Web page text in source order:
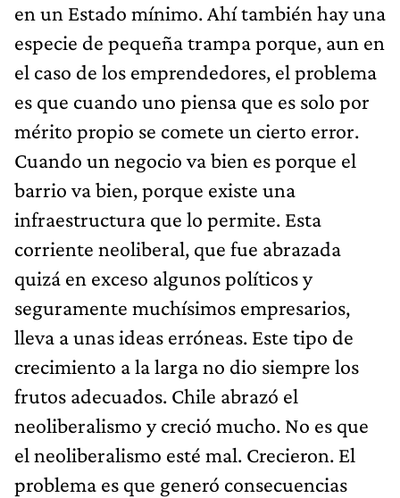
en un Estado mínimo. Ahí también hay una
especie de pequeña trampa porque, aun en
el caso de los emprendedores, el problema
es que cuando uno piensa que es solo por
mérito propio se comete un cierto error.
Cuando un negocio va bien es porque el
barrio va bien, porque existe una
infraestructura que lo permite. Esta
corriente neoliberal, que fue abrazada
quizá en exceso algunos políticos y
seguramente muchísimos empresarios,
lleva a unas ideas erróneas. Este tipo de
crecimiento a la larga no dio siempre los
frutos adecuados. Chile abrazó el
neoliberalismo y creció mucho. No es que
el neoliberalismo esté mal. Crecieron. El
problema es que generó consecuencias